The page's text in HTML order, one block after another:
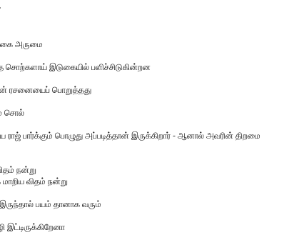
அருமை
இடுகையில் பளிச்சிடுகின்றன
ரசனையைப் பொறுத்தது
சொல்
ராஜ் பார்க்கும் பொழுது அப்படித்தான் இருக்கிறார் - ஆனால் அவரின் திறமை
நன்று
விதம் நன்று
பயம் தானாக வரும்